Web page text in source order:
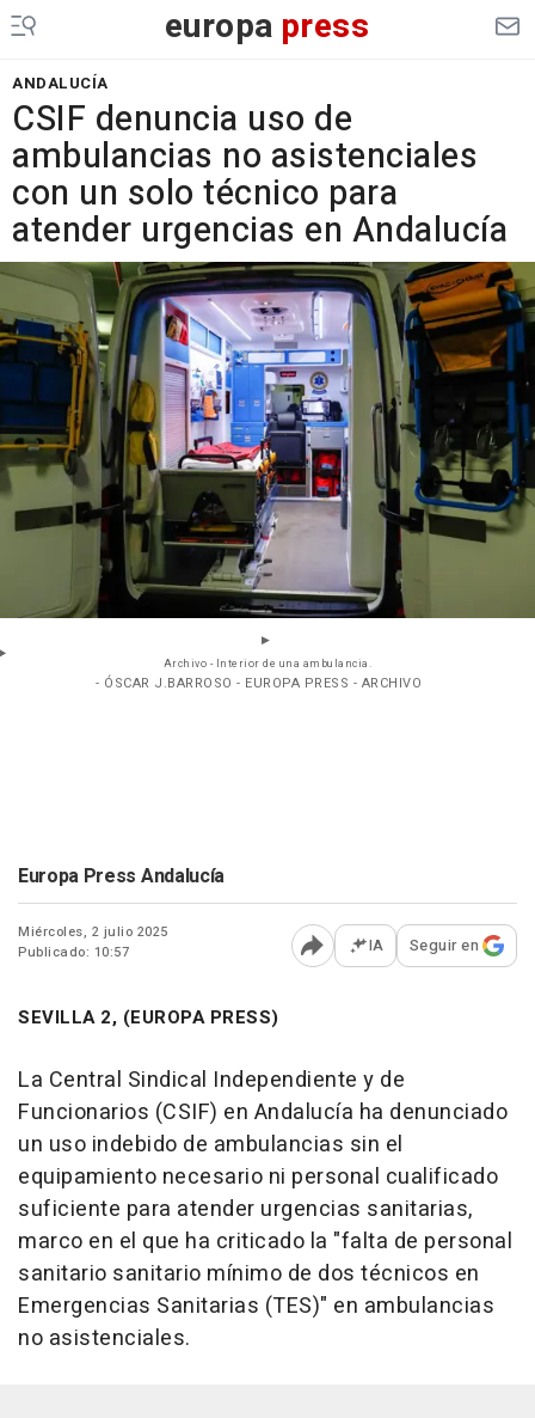
europa press
ANDALUCÍA
CSIF denuncia uso de
ambulancias no asistenciales
con un solo técnico para
atender urgencias en Andalucía
Archivo - Interior de una ambulancia.
- ÓSCAR J.BARROSO - EUROPA PRESS - ARCHIVO
Europa Press Andalucía
Miércoles, 2 julio 2025
Publicado: 10:57
Abrir opciones para
IA Seguir en
SEVILLA 2, (EUROPA PRESS)
La Central Sindical Independiente y de
Funcionarios (CSIF) en Andalucía ha denunciado
un uso indebido de ambulancias sin el
equipamiento necesario ni personal cualificado
suficiente para atender urgencias sanitarias,
marco en el que ha criticado la "falta de personal
sanitario sanitario mínimo de dos técnicos en
Emergencias Sanitarias (TES)" en ambulancias
no asistenciales.